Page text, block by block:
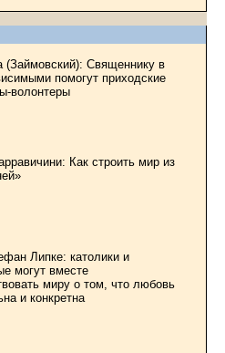
(Займовский): Священнику в
помогут приходские
волонтеры
Как строить мир из
Липке: католики и
могут вместе
миру о том, что любовь
и конкретна